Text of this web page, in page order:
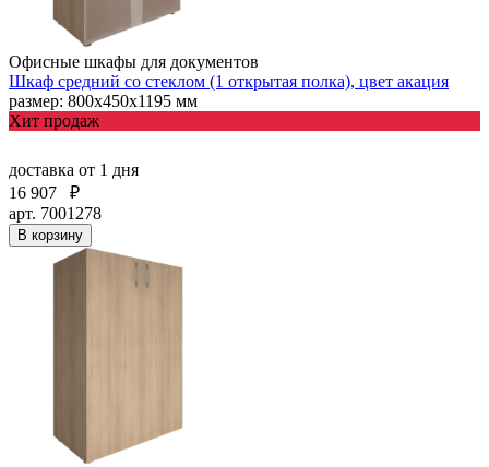
Офисные шкафы для документов
Шкаф средний со стеклом (1 открытая полка), цвет акация
размер: 800х450х1195 мм
Хит продаж
доставка от 1 дня
16 907
₽
арт. 7001278
В корзину